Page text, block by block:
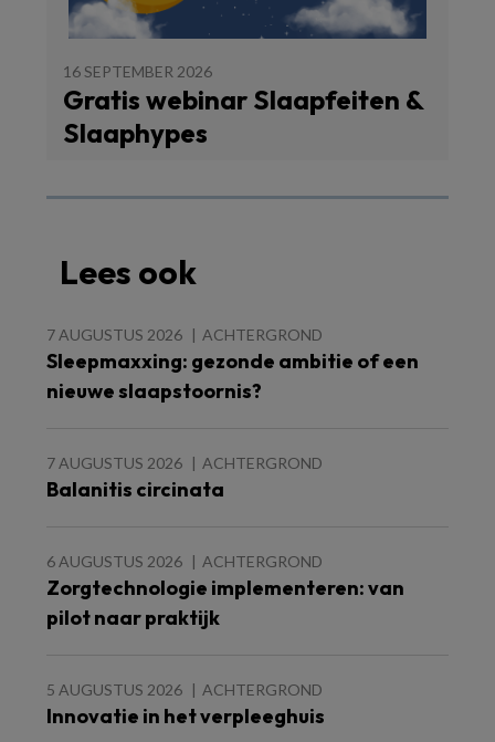
16 SEPTEMBER 2026
Gratis webinar Slaapfeiten &
Slaaphypes
Lees ook
7 AUGUSTUS 2026 ACHTERGROND
Sleepmaxxing: gezonde ambitie of een
nieuwe slaapstoornis?
7 AUGUSTUS 2026 ACHTERGROND
Balanitis circinata
6 AUGUSTUS 2026 ACHTERGROND
Zorgtechnologie implementeren: van
pilot naar praktijk
5 AUGUSTUS 2026 ACHTERGROND
Innovatie in het verpleeghuis